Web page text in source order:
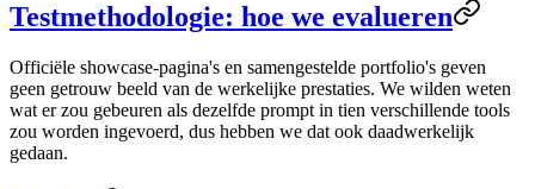
Testmethodologie: hoe we evalueren
Officiële showcase-pagina's en samengestelde portfolio's geven
geen getrouw beeld van de werkelijke prestaties. We wilden weten
wat er zou gebeuren als dezelfde prompt in tien verschillende tools
zou worden ingevoerd, dus hebben we dat ook daadwerkelijk
gedaan.